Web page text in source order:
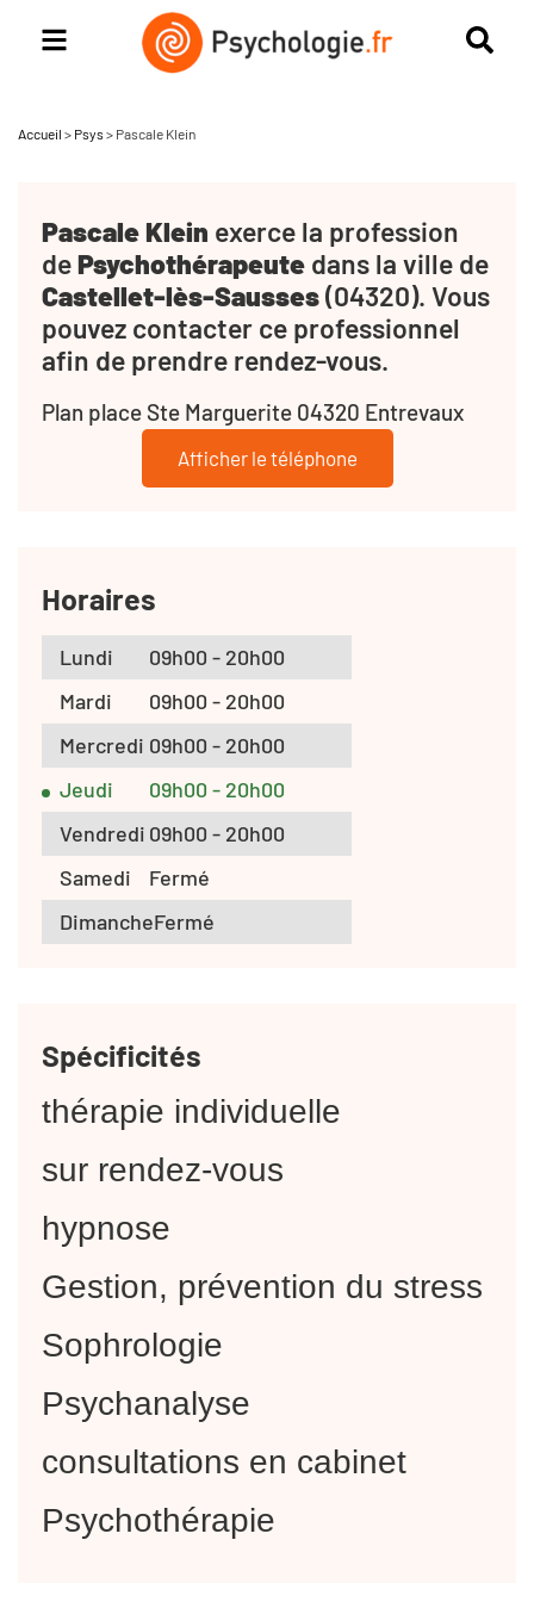
Accueil > Psys > Pascale Klein
Pascale Klein exerce la profession
dePsychothérapeute dans la ville de
Castellet-lès-Sausses(04320). Vous
pouvez contacter ce professionnel
afin de prendre rendez-vous.
Plan place Ste Marguerite 04320 Entrevaux
Afficher le téléphone
Horaires
Lundi
09h00 - 20h00
Mardi
09h00 - 20h00
Mercredi 09h00 - 20h00
Jeudi
09h00 - 20h00
Vendredi 09h00 - 20h00
Samedi
Fermé
DimancheFermé
Spécificités
thérapie individuelle
sur rendez-vous
hypnose
Gestion, prévention du stress
Sophrologie
Psychanalyse
consultations en cabinet
Psychothérapie